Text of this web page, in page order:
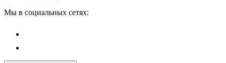
Мы в социальных сетях: